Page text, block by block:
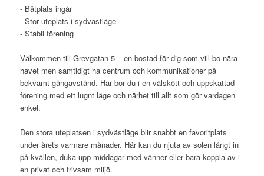
- Båtplats ingår
- Stor uteplats i sydvästläge
- Stabil förening
Välkommen till Grevgatan 5 – en bostad för dig som vill bo nära
havet men samtidigt ha centrum och kommunikationer på
bekvämt gångavstånd. Här bor du i en välskött och uppskattad
förening med ett lugnt läge och närhet till allt som gör vardagen
enkel.
Den stora uteplatsen i sydvästläge blir snabbt en favoritplats
under årets varmare månader. Här kan du njuta av solen långt in
på kvällen, duka upp middagar med vänner eller bara koppla av i
en privat och trivsam miljö.